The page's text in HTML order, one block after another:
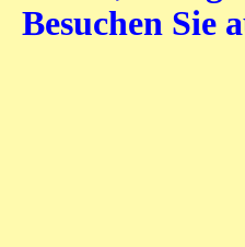
Besuchen Sie